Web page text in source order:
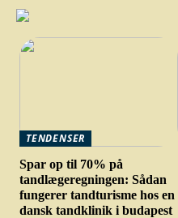
TENDENSER
Spar op til 70% på
tandlægeregningen: Sådan
fungerer tandturisme hos en
dansk tandklinik i budapest